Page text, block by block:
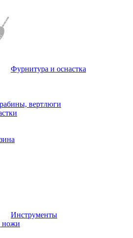
Фурнитура и оснастка
вертлюги
Инструменты
ножи